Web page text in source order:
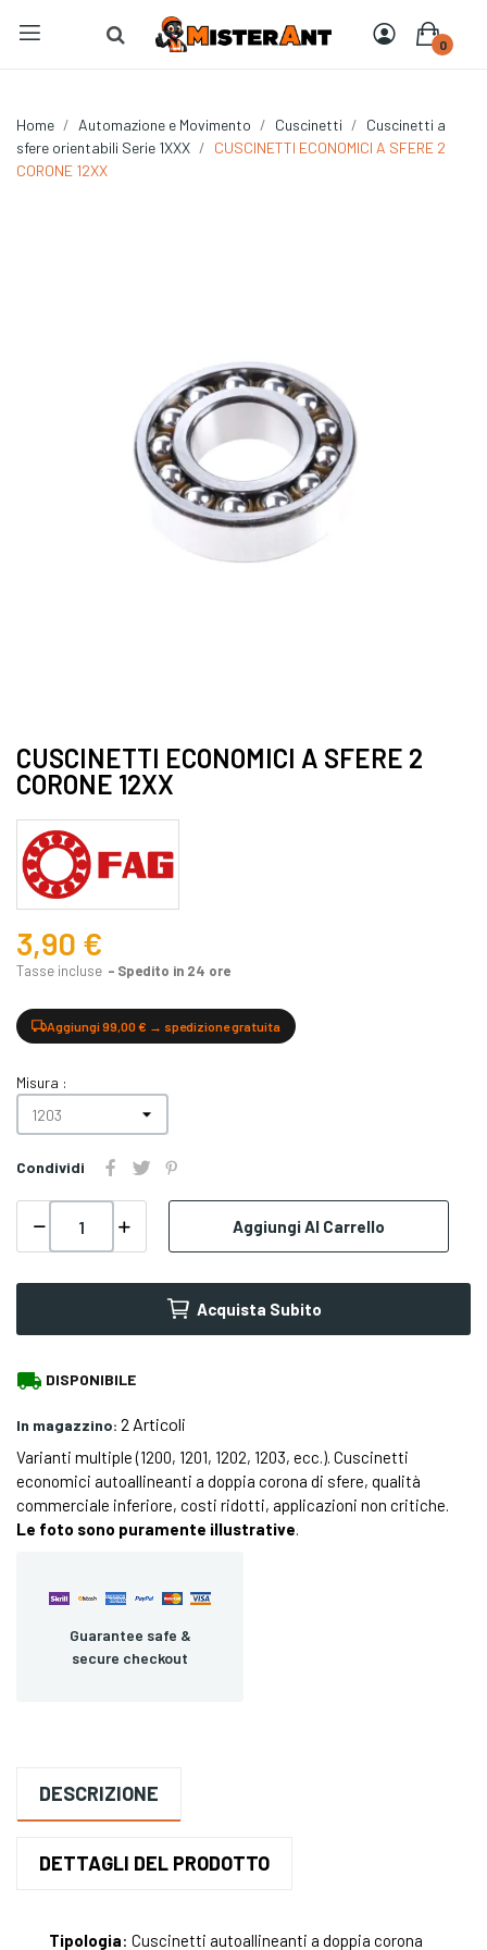
0
Home Automazione e Movimento Cuscinetti
Cuscinetti a
sfere orientabili Serie 1XXX
CUSCINETTI ECONOMICI A SFERE 2
CORONE 12XX
CUSCINETTI ECONOMICI A SFERE 2
CORONE 12XX
3,90 €
Tasse incluse Spedito in 24 ore
Aggiungi 99,00 € → spedizione gratuita
Misura :
Condividi
Aggiungi Al Carrello
Acquista Subito
local_shipping DISPONIBILE
In magazzino: 2 Articoli
Varianti multiple (1200, 1201, 1202, 1203, ecc.). Cuscinetti
economici autoallineanti a doppia corona di sfere, qualità
commerciale inferiore, costi ridotti, applicazioni non critiche.
Le foto sono puramente illustrative.
Guarantee safe &
secure checkout
DESCRIZIONE
DETTAGLI DEL PRODOTTO
Tipologia: Cuscinetti autoallineanti a doppia corona